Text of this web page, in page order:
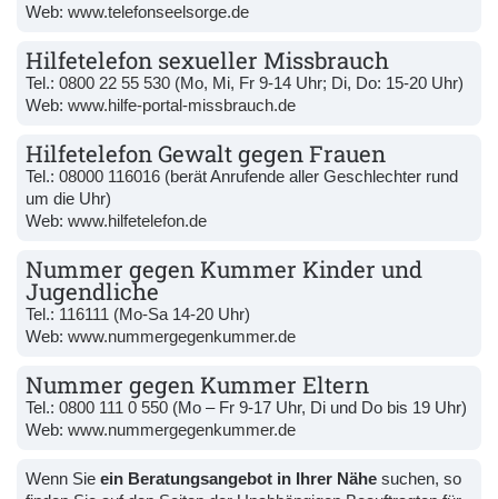
Web: www.telefonseelsorge.de
Hilfetelefon sexueller Missbrauch
Tel.: 0800 22 55 530 (Mo, Mi, Fr 9-14 Uhr; Di, Do: 15-20 Uhr)
Web: www.hilfe-portal-missbrauch.de
Hilfetelefon Gewalt gegen Frauen
Tel.: 08000 116016 (berät Anrufende aller Geschlechter rund
um die Uhr)
Web: www.hilfetelefon.de
Nummer gegen Kummer Kinder und
Jugendliche
Tel.: 116111 (Mo-Sa 14-20 Uhr)
Web: www.nummergegenkummer.de
Nummer gegen Kummer Eltern
Tel.: 0800 111 0 550 (Mo – Fr 9-17 Uhr, Di und Do bis 19 Uhr)
Web: www.nummergegenkummer.de
Wenn Sie ein Beratungsangebot in Ihrer Nähe suchen, so